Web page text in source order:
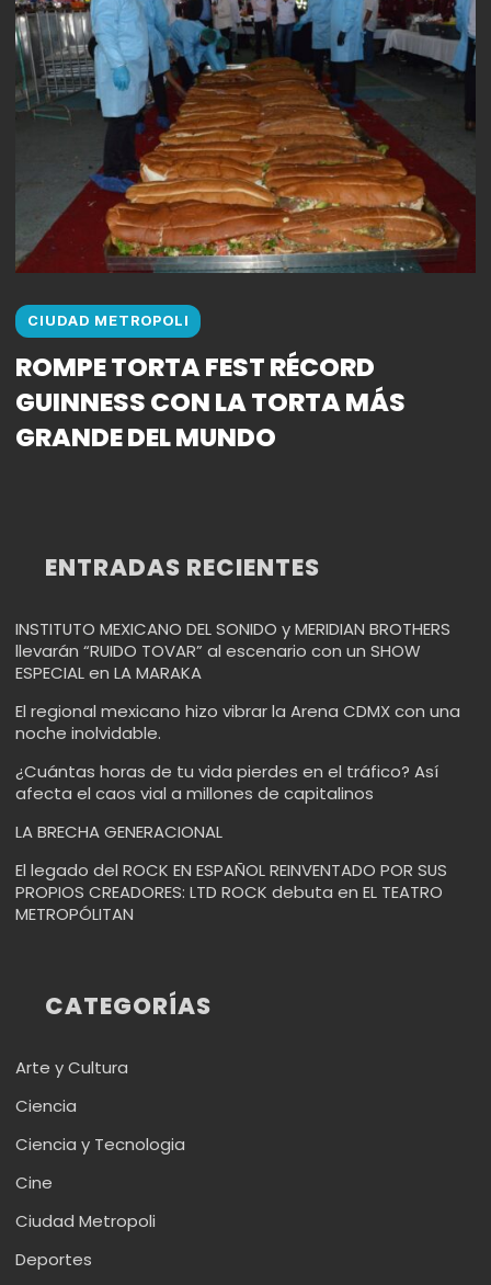
CIUDAD METROPOLI
ROMPE TORTA FEST RÉCORD
GUINNESS CON LA TORTA MÁS
GRANDE DEL MUNDO
ENTRADAS RECIENTES
INSTITUTO MEXICANO DEL SONIDO y MERIDIAN BROTHERS
llevarán “RUIDO TOVAR” al escenario con un SHOW
ESPECIAL en LA MARAKA
El regional mexicano hizo vibrar la Arena CDMX con una
noche inolvidable.
¿Cuántas horas de tu vida pierdes en el tráfico? Así
afecta el caos vial a millones de capitalinos
LA BRECHA GENERACIONAL
El legado del ROCK EN ESPAÑOL REINVENTADO POR SUS
PROPIOS CREADORES: LTD ROCK debuta en EL TEATRO
METROPÓLITAN
CATEGORÍAS
Arte y Cultura
Ciencia
Ciencia y Tecnologia
Cine
Ciudad Metropoli
Deportes